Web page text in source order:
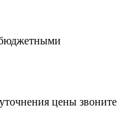
цены звоните